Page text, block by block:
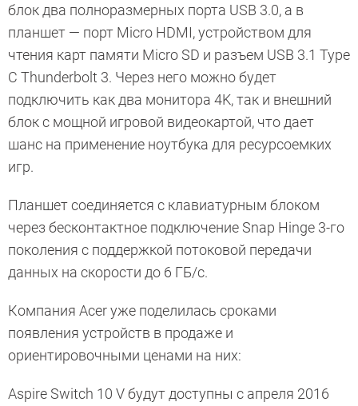
блок два полноразмерных порта USB 3.0, а в
планшет — порт Micro HDMI, устройством для
чтения карт памяти Micro SD и разъем USB 3.1 Type
C Thunderbolt 3. Через него можно будет
подключить как два монитора 4K, так и внешний
блок с мощной игровой видеокартой, что дает
шанс на применение ноутбука для ресурсоемких
игр.
Планшет соединяется с клавиатурным блоком
через бесконтактное подключение Snap Hinge 3-го
поколения c поддержкой потоковой передачи
данных на скорости до 6 ГБ/с.
Компания Acer уже поделилась сроками
появления устройств в продаже и
ориентировочными ценами на них:
Aspire Switch 10 V будут доступны с апреля 2016